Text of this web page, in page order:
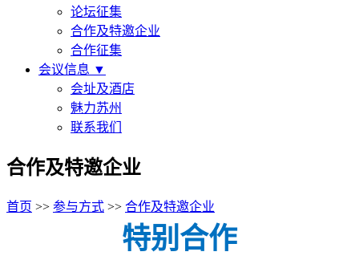
论坛征集
合作及特邀企业
合作征集
会议信息 ▼
会址及酒店
魅力苏州
联系我们
合作及特邀企业
首页 >> 参与方式 >> 合作及特邀企业
特别合作